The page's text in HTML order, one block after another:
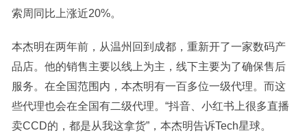
索周同比上涨近20%。
本杰明在两年前，从温州回到成都，重新开了一家数码产
品店。他的销售主要以线上为主，线下主要为了确保售后
服务。在全国范围内，本杰明有一百多位一级代理。而这
些代理也会在全国有二级代理。“抖音、小红书上很多直播
卖CCD的，都是从我这拿货”，本杰明告诉Tech星球。